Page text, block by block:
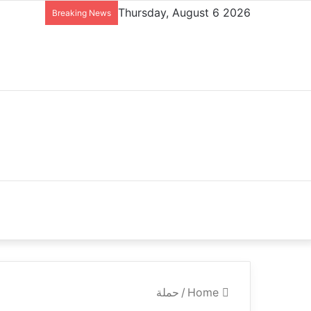
Thursday, August 6 2026
Breaking News
/ حملة